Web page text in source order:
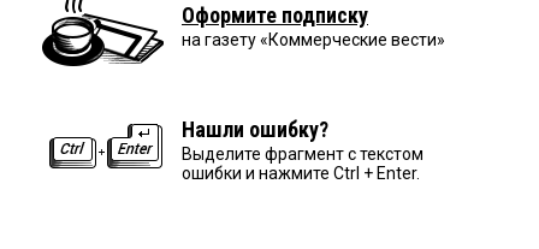
Оформите подписку
на газету «Коммерческие вести»
Нашли ошибку?
Выделите фрагмент с текстом
ошибки и нажмите Ctrl + Enter.